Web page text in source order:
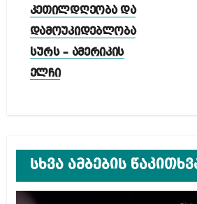
კეთილდღეობა და
დამოუკიდებლობა
სურს – ამერიკის
ელჩი
სხვა ამბების